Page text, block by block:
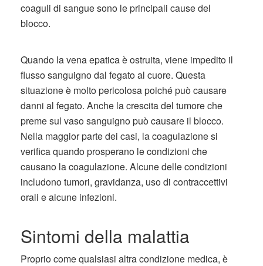
coaguli di sangue sono le principali cause del
blocco.
Quando la vena epatica è ostruita, viene impedito il
flusso sanguigno dal fegato al cuore. Questa
situazione è molto pericolosa poiché può causare
danni al fegato. Anche la crescita del tumore che
preme sul vaso sanguigno può causare il blocco.
Nella maggior parte dei casi, la coagulazione si
verifica quando prosperano le condizioni che
causano la coagulazione. Alcune delle condizioni
includono tumori, gravidanza, uso di contraccettivi
orali e alcune infezioni.
Sintomi della malattia
Proprio come qualsiasi altra condizione medica, è